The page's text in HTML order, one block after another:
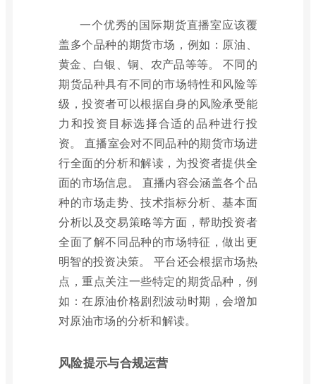
一个优秀的国际期货直播室应该覆
盖多个品种的期货市场，例如：原油、
黄金、白银、铜、农产品等等。 不同的
期货品种具有不同的市场特性和风险等
级，投资者可以根据自身的风险承受能
力和投资目标选择合适的品种进行投
资。 直播室会对不同品种的期货市场进
行全面的分析和解读，为投资者提供全
面的市场信息。 直播内容会涵盖各个品
种的市场走势、技术指标分析、基本面
分析以及交易策略等方面，帮助投资者
全面了解不同品种的市场特征，做出更
明智的投资决策。 平台还会根据市场热
点，重点关注一些特定的期货品种，例
如：在原油价格剧烈波动时期，会增加
对原油市场的分析和解读。
风险提示与合规运营